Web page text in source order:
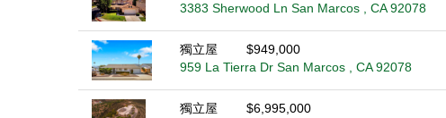
3383 Sherwood Ln San Marcos , CA 92078
獨立屋
$949,000
959 La Tierra Dr San Marcos , CA 92078
獨立屋
$6,995,000